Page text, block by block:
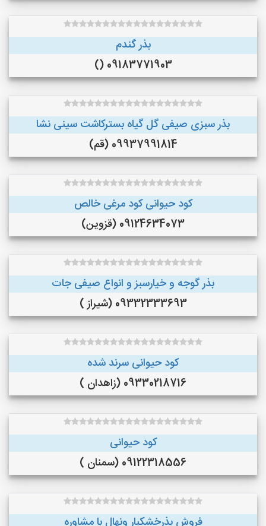
بذر گندم
09183771903 ()
بذر سبزی صیفی گل گیاه بسترکاشت سینی نشا
09937991814 (قم)
کود حیوانی کود مرغی خالص
09124634073 (قزوین)
بذر گوجه و خیارسبز و انواع صیفی جات
09332333693 (شیراز )
کود حیوانی سرند شده
09330218716 (زاهدان )
کود حیوانی
09122318556 (سمنان )
فروش بذرخشکبار ونهال با مشاوره